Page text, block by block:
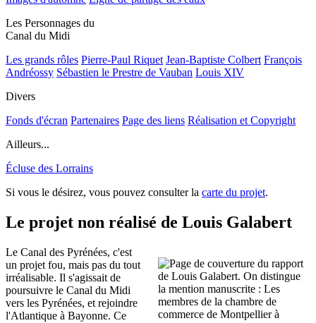
Les Personnages du
Canal du Midi
Les grands rôles Pierre-Paul Riquet Jean-Baptiste Colbert François
Andréossy Sébastien le Prestre de Vauban Louis XIV
Divers
Fonds d'écran Partenaires Page des liens Réalisation et Copyright
Ailleurs...
Écluse des Lorrains
Si vous le désirez, vous pouvez consulter la carte du projet.
Le projet non réalisé de Louis Galabert
Le Canal des Pyrénées, c'est
un projet fou, mais pas du tout
irréalisable. Il s'agissait de
poursuivre le Canal du Midi
vers les Pyrénées, et rejoindre
l'Atlantique à Bayonne. Ce